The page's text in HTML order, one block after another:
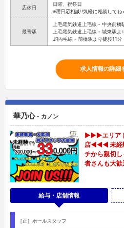
店休日
日曜、祝祭日
※曜日応相談!!気軽に相談して
最寄駅
上毛電気鉄道上毛線 - 中央前橋
上毛電気鉄道上毛線 - 城東駅よ
JR両毛線 - 前橋駅より徒歩11分
求人情報の詳細
華乃心- カノン
▶▶▶エリア
店◀◀◀ 未経
チから親切
者さんも大
給与・店舗情報
［正］ホールスタッフ